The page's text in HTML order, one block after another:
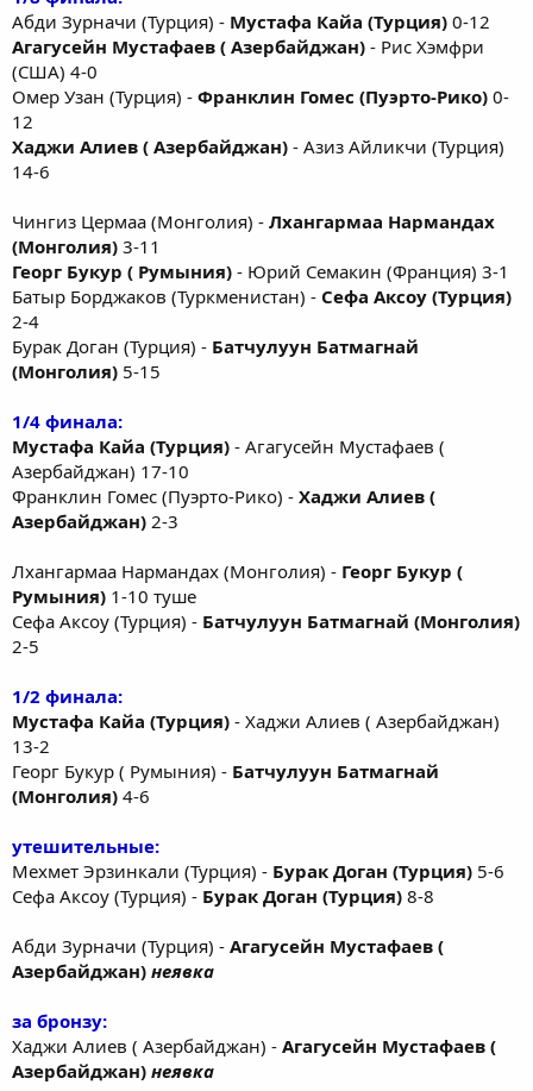
Абди Зурначи (Турция) - Мустафа Кайа (Турция) 0-12
Агагусейн Мустафаев ( Азербайджан) - Рис Хэмфри
(США) 4-0
Омер Узан (Турция) - Франклин Гомес (Пуэрто-Рико) 0-
12
Хаджи Алиев ( Азербайджан) - Азиз Айликчи (Турция)
14-6
Чингиз Цермаа (Монголия) - Лхангармаа Нармандах
(Монголия) 3-11
Георг Букур ( Румыния) - Юрий Семакин (Франция) 3-1
Батыр Борджаков (Туркменистан) - Сефа Аксоу (Турция)
2-4
Бурак Доган (Турция) - Батчулуун Батмагнай
(Монголия) 5-15
1/4 финала:
Мустафа Кайа (Турция) - Агагусейн Мустафаев (
Азербайджан) 17-10
Франклин Гомес (Пуэрто-Рико) - Хаджи Алиев (
Азербайджан) 2-3
Лхангармаа Нармандах (Монголия) - Георг Букур (
Румыния) 1-10 туше
Сефа Аксоу (Турция) - Батчулуун Батмагнай (Монголия)
2-5
1/2 финала:
Мустафа Кайа (Турция) - Хаджи Алиев ( Азербайджан)
13-2
Георг Букур ( Румыния) - Батчулуун Батмагнай
(Монголия) 4-6
утешительные:
Мехмет Эрзинкали (Турция) - Бурак Доган (Турция) 5-6
Сефа Аксоу (Турция) - Бурак Доган (Турция) 8-8
Абди Зурначи (Турция) - Агагусейн Мустафаев (
Азербайджан) неявка
за бронзу:
Хаджи Алиев ( Азербайджан) - Агагусейн Мустафаев (
Азербайджан) неявка